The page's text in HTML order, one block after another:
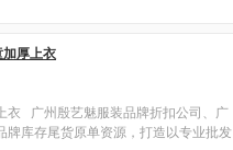
加厚上衣
衣 广州殷艺魅服装品牌折扣公司、广
牌库存尾货原单资源，打造以专业批发